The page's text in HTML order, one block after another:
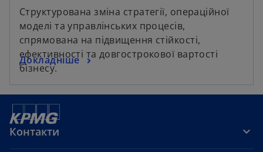
Структурована зміна стратегії, операційної
моделі та управлінських процесів,
спрямована на підвищення стійкості,
ефективності та довгострокової вартості
бізнесу.
Докладніше
Контакти